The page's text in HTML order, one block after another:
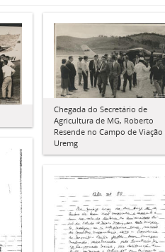
Chegada do Secretário de
Agricultura de MG, Roberto
Resende no Campo de Viação
Uremg